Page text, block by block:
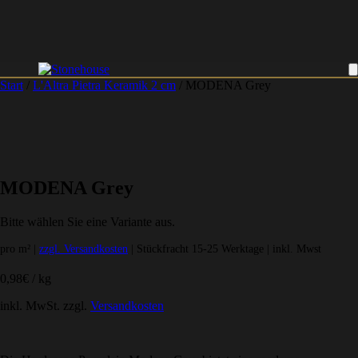
Start L'Altra Pietra Keramik 2 cm / MODENA Grey
MODENA Grey
Bitte wählen Sie eine Variante aus.
pro m² | zzgl. Versandkosten | Stückfracht 15-25 Werktage | inkl. Mwst
0,98€
kg
inkl. MwSt.
zzgl. Versandkosten